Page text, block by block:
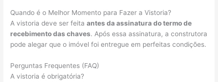
Quando é o Melhor Momento para Fazer a Vistoria?
A vistoria deve ser feitaantes da assinatura do termo de
recebimento das chaves. Após essa assinatura, a construtora
pode alegar que o imóvel foi entregue em perfeitas condições.
Perguntas Frequentes (FAQ)
A vistoria é obrigatória?